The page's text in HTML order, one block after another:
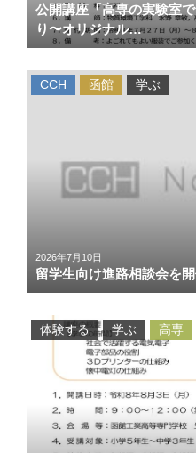
公開講座「高専の実験室
り〜オリジナル…
2026年7月10日
留学生向け進路相談会を
CCH 函館 学ぶ
体験する 学ぶ 高専